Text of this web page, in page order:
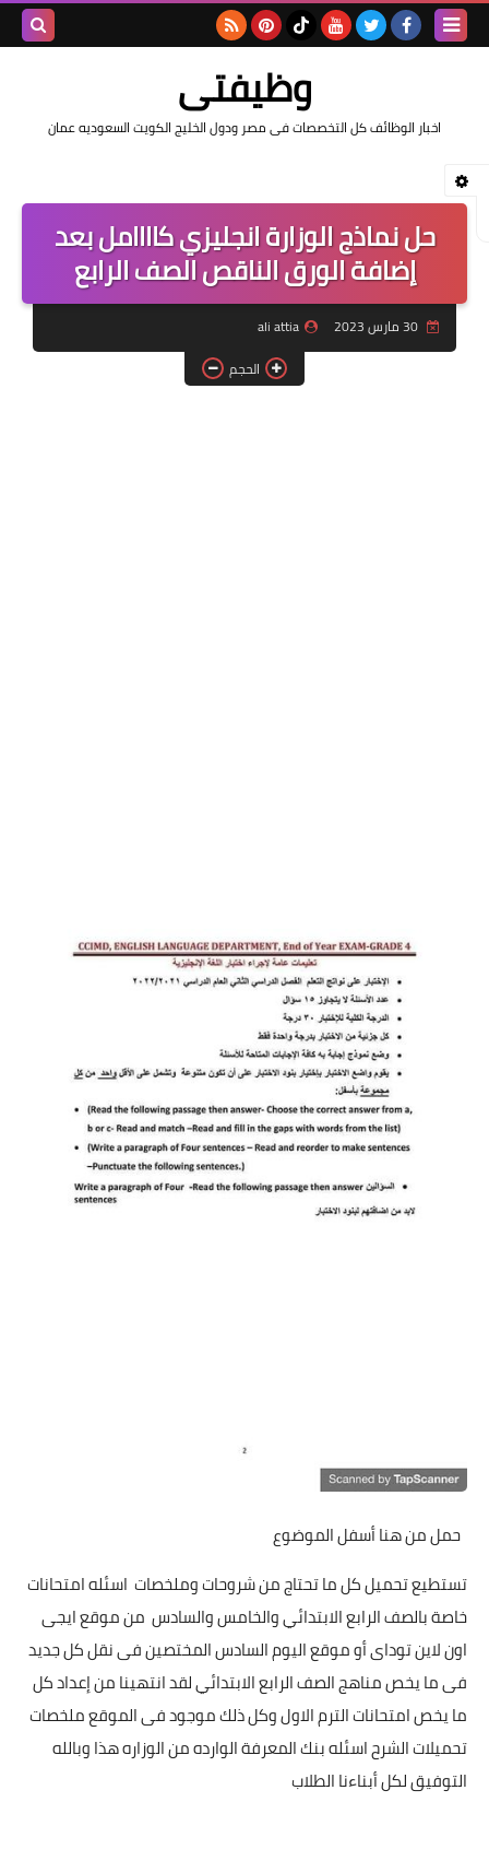
وظيفتى
اخبار الوظائف كل التخصصات فى مصر ودول الخليج الكويت السعوديه عمان
حل نماذج الوزارة انجليزي كاااامل بعد
إضافة الورق الناقص الصف الرابع
30 مارس 2023
ali attia
الحجم
حمل من هنا أسفل الموضوع
تستطيع تحميل كل ما تحتاج من شروحات وملخصات اسئله امتحانات
خاصة بالصف الرابع الابتدائي والخامس والسادس من موقع ايجى
اون لاين توداى أو موقع اليوم السادس المختصين فى نقل كل جديد
فى ما يخص مناهج الصف الرابع الابتدائي لقد انتهينا من إعداد كل
ما يخص امتحانات الترم الاول وكل ذلك موجود فى الموقع ملخصات
تحميلات الشرح اسئله بنك المعرفة الوارده من الوزاره هذا وبالله
التوفيق لكل أبناءنا الطلاب